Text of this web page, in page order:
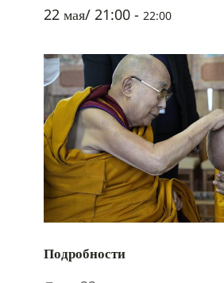
22 мая/ 21:00 - 22:00
Подробности